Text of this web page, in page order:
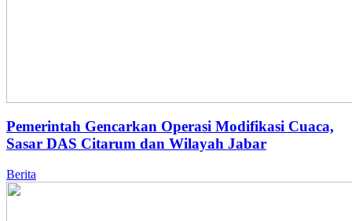
Pemerintah Gencarkan Operasi Modifikasi Cuaca,
Sasar DAS Citarum dan Wilayah Jabar
Berita